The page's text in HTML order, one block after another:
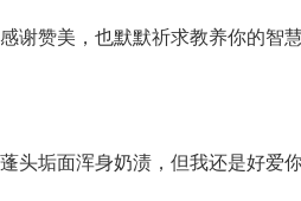
谢赞美，也默默祈求教养你的智
头垢面浑身奶渍，但我还是好爱